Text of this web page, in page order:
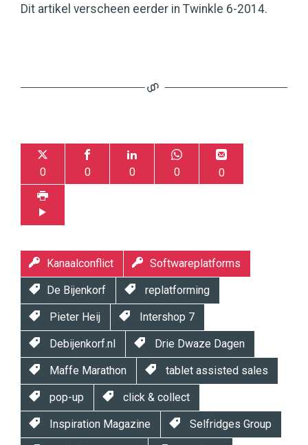
Dit artikel verscheen eerder in Twinkle 6-2014.
0 0 0 0 0
Kanaalconflict Softwareplatforms
De Bijenkorf replatforming
Pieter Heij Intershop 7
Debijenkorf.nl Drie Dwaze Dagen
Maffe Marathon tablet assisted sales
pop-up click & collect
Inspiration Magazine Selfridges Group